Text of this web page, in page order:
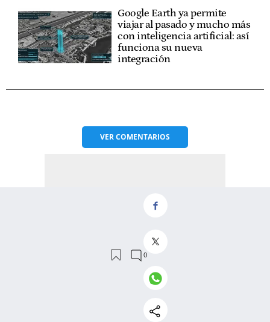
Google Earth ya permite
viajar al pasado y mucho más
con inteligencia artificial: así
funciona su nueva
integración
VERCOMENTARIOS